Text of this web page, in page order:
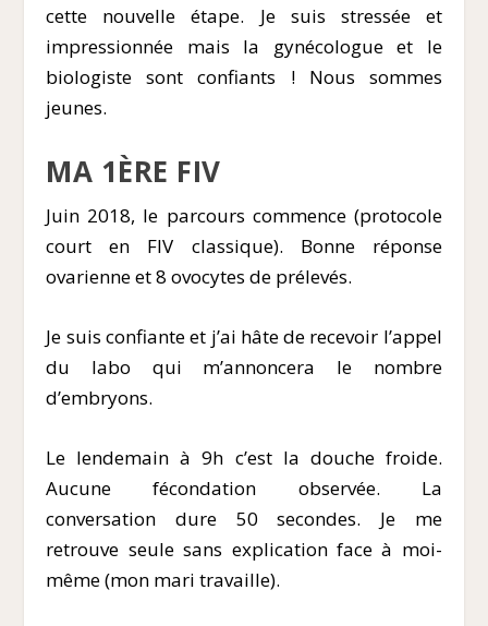
cette nouvelle étape. Je suis stressée et
impressionnée mais la gynécologue et le
biologiste sont confiants ! Nous sommes
jeunes.
MA 1ÈRE FIV
Juin 2018, le parcours commence (protocole
court en FIV classique). Bonne réponse
ovarienne et 8 ovocytes de prélevés.
Je suis confiante et j’ai hâte de recevoir l’appel
du labo qui m’annoncera le nombre
d’embryons.
Le lendemain à 9h c’est la douche froide.
Aucune fécondation observée. La
conversation dure 50 secondes. Je me
retrouve seule sans explication face à moi-
même (mon mari travaille).